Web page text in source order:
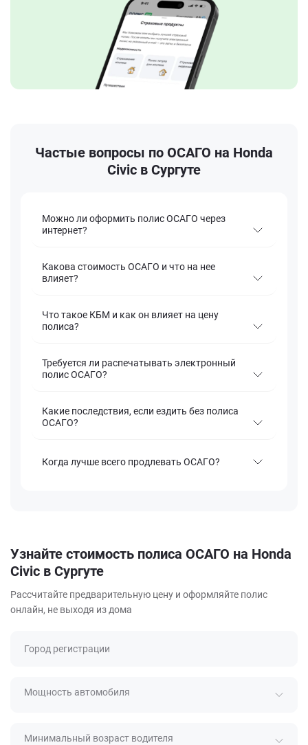
Частые вопросы по ОСАГО на Honda
Civic в Сургуте
Можно ли оформить полис ОСАГО через
интернет?
Какова стоимость ОСАГО и что на нее
влияет?
Что такое КБМ и как он влияет на цену
полиса?
Требуется ли распечатывать электронный
полис ОСАГО?
Какие последствия, если ездить без полиса
ОСАГО?
Когда лучше всего продлевать ОСАГО?
Узнайте стоимость полиса ОСАГО на Honda
Civic в Сургуте
Рассчитайте предварительную цену и оформляйте полис
онлайн, не выходя из дома
Город регистрации
Мощность автомобиля
Минимальный возраст водителя